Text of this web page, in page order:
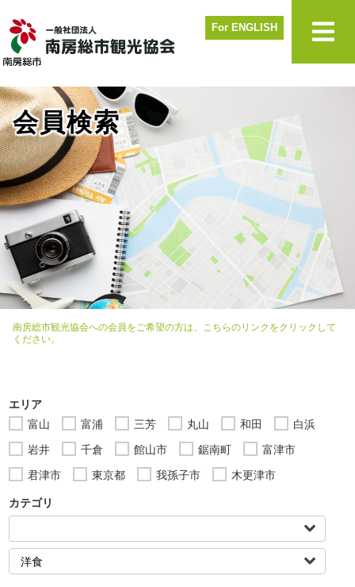
For ENGLISH
会員検索
南房総市観光協会への会員をご希望の方は、こちらのリンクをクリックして
ください。
エリア
富山
富浦 三芳 丸山 和田
白浜
岩井
千倉 館山市 鋸南町
富津市
君津市
東京都 我孫子市 木更津市
カテゴリ